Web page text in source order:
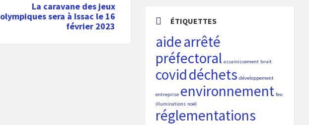
La caravane des jeux
olympiques sera à Issac le 16
février 2023
ÉTIQUETTES
aidearrêté
préfectoral assainissement bruit
coviddéchets développement
entreprise environnement feu
illuminations noël
réglementations